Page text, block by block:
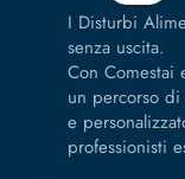
I Disturbi
senza uscita.
Con
un percorso
e
professionisti